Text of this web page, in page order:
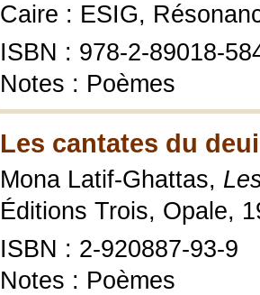
Caire : ESIG,
ISBN : 978-2-89018-
Notes : Poèmes
Les cantates du
Mona Latif-Ghattas,
Éditions Trois, Opale,
ISBN : 2-920887-93-9
Notes : Poèmes